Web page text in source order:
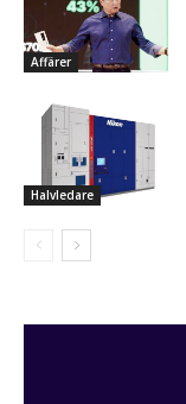
Affärer
Halvledare